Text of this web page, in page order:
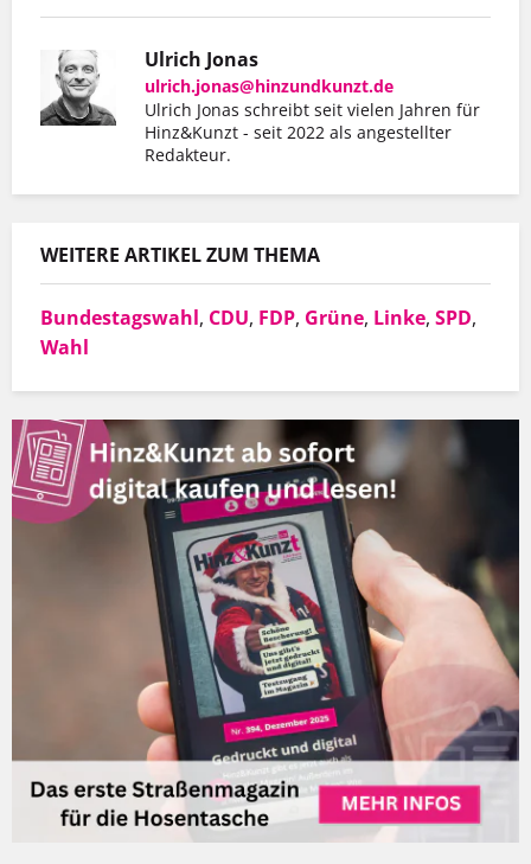
Ulrich Jonas
ulrich.jonas@hinzundkunzt.de
Ulrich Jonas schreibt seit vielen Jahren für
Hinz&Kunzt - seit 2022 als angestellter
Redakteur.
WEITERE ARTIKEL ZUM THEMA
Bundestagswahl, CDU, FDP, Grüne, Linke, SPD,
Wahl